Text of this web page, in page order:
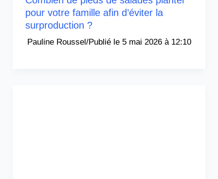
pour votre famille afin d’éviter la
surproduction ?
Pauline Roussel/ 5 mai 2026 à 12:10